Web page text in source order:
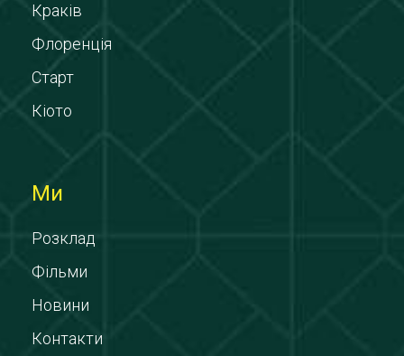
Краків
Флоренція
Старт
Кіото
Ми
Розклад
Фільми
Новини
Контакти